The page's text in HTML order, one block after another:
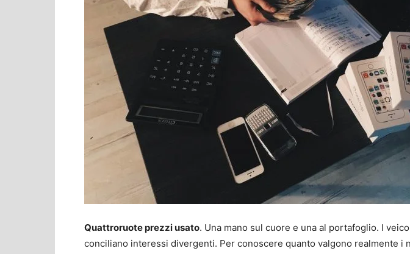
Quattroruote prezzi usato. Una mano sul cuore e una al portafoglio. I
conciliano interessi divergenti. Per conoscere quanto valgono realmente i